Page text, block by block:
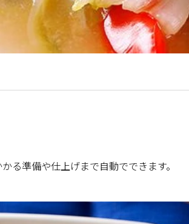
る準備や仕上げまで自動でできます。